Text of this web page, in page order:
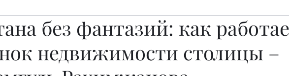
без фантазий: как
недвижимости столицы –